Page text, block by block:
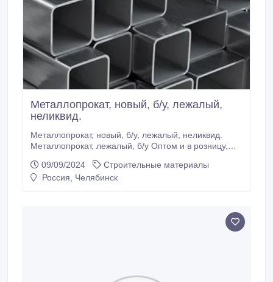
Металлопрокат, новый, б/у, лежалый,
неликвид.
Металлопрокат, новый, б/у, лежалый, неликвид.
Металлопрокат, лежалый, б/у Оптом и в розницу,
металлопроката. 1. Инструментальная
нелегированная сталь 2. Инструментальная
09/09/2024
Строительные материалы
Россия, Челябинск